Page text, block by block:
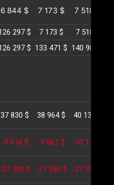
6 844 $ 7 173 $ 7 518 $
297 $ 7 173 $ 7 518 $
297 $ 133 471 $ 140 989 $
37 830 $ 38 964 $ 40 133 $
-9 618 $ -9 861 $ -10 110 $
-27 390 $ -27 390 $ -27 390 $